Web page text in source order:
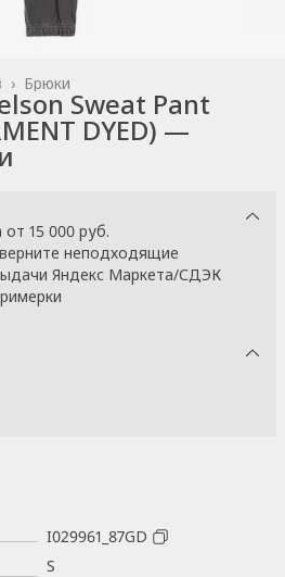
Брюки
›
Sweat Pant
DYED) —
15 000 руб.
неподходящие
Яндекс Маркета/СДЭК
I029961_87GD
S